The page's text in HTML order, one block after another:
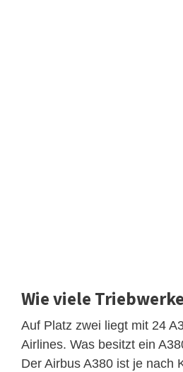
Wie viele
Auf Platz zwei liegt mit 24
Airlines. Was besitzt ein
Der Airbus A380 ist je nach